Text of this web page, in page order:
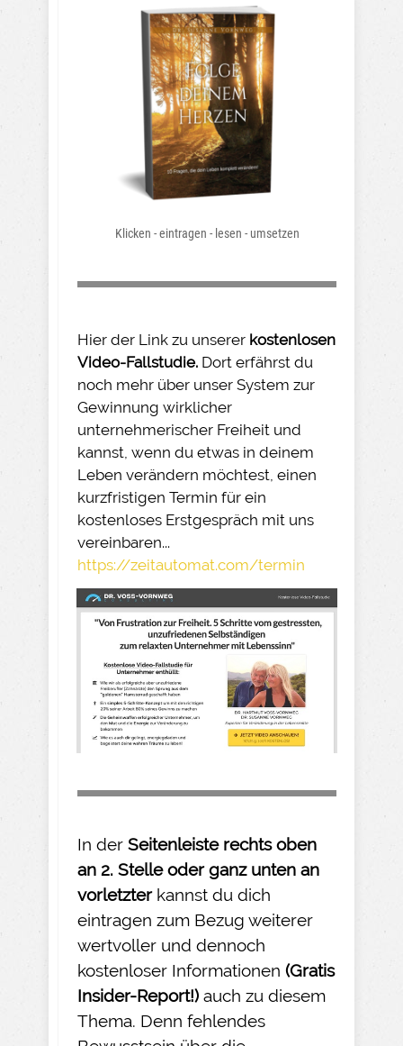
Klicken - eintragen - lesen - umsetzen
Hier der Link zu unserer kostenlosen
Video-Fallstudie. Dort erfährst du
noch mehr über unser System zur
Gewinnung wirklicher
unternehmerischer Freiheit und
kannst, wenn du etwas in deinem
Leben verändern möchtest, einen
kurzfristigen Termin für ein
kostenloses Erstgespräch mit uns
vereinbaren...
https://zeitautomat.com/termin
In der Seitenleiste rechts oben
an 2. Stelle oder ganz unten an
vorletzter kannst du dich
eintragen zum Bezug weiterer
wertvoller und dennoch
kostenloser Informationen (Gratis
Insider-Report!) auch zu diesem
Thema. Denn fehlendes